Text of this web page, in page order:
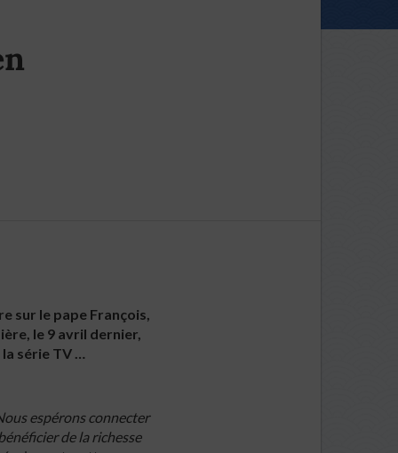
sur le pape François,
le 9 avril dernier,
série TV …
espérons connecter
de la richesse